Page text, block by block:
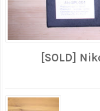
[SOLD]